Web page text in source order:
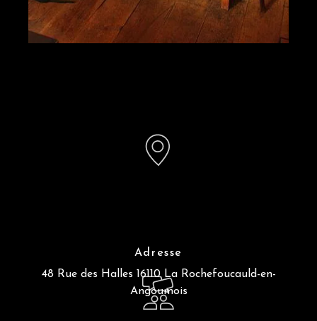
Adresse
48 Rue des Halles 16110 La Rochefoucauld-en-
Angoumois